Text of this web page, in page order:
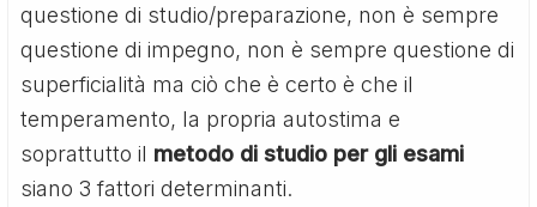
questione di studio/preparazione, non è sempre
questione di impegno, non è sempre questione di
superficialità ma ciò che è certo è che il
temperamento, la propria autostima e
soprattutto il metodo di studio per gli esami
siano 3 fattori determinanti.